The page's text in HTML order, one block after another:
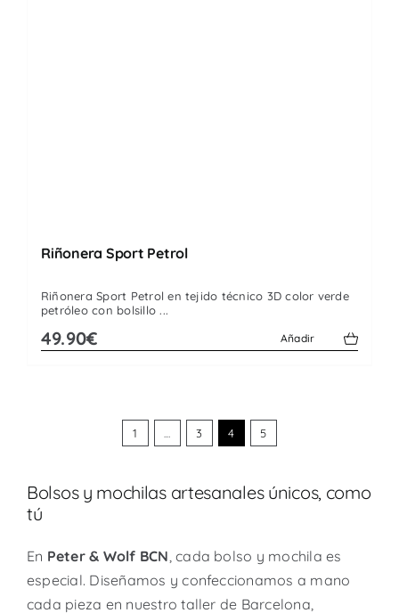
Riñonera Sport Petrol
Riñonera Sport Petrol en tejido técnico 3D color verde
petróleo con bolsillo ...
49.90€ Añadir
1 … 3 4 5
Bolsos y mochilas artesanales únicos, como
tú
En Peter & Wolf BCN, cada bolso y mochila es
especial. Diseñamos y confeccionamos a mano
cada pieza en nuestro taller de Barcelona,